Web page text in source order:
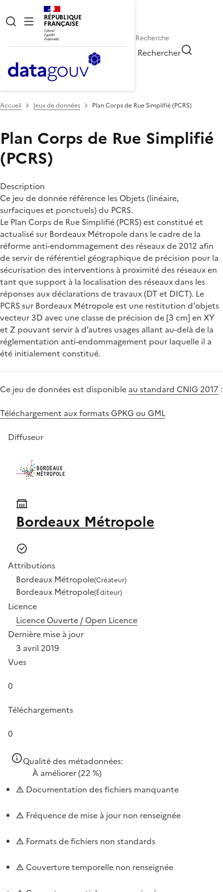
RÉPUBLIQUE
FRANÇAISE
Rechercher
Accueil Jeux de données Plan Corps de Rue Simplifié (PCRS)
Plan Corps de Rue Simplifié
(PCRS)
Description
Ce jeu de donnée référence les Objets (linéaire,
surfaciques et ponctuels) du PCRS.
Le Plan Corps de Rue Simplifié (PCRS) est constitué et
actualisé sur Bordeaux Métropole dans le cadre de la
réforme anti-endommagement des réseaux de 2012 afin
de servir de référentiel géographique de précision pour la
sécurisation des interventions à proximité des réseaux en
tant que support à la localisation des réseaux dans les
réponses aux déclarations de travaux (DT et DICT). Le
PCRS sur Bordeaux Métropole est une restitution d'objets
vecteur 3D avec une classe de précision de [3 cm] en XY
et Z pouvant servir à d’autres usages allant au-delà de la
réglementation anti-endommagement pour laquelle il a
été initialement constitué.
Ce jeu de données est disponible au standard CNIG 2017 :
Téléchargement aux formats GPKG ou GML
Diffuseur
Bordeaux Métropole
Attributions
Bordeaux Métropole(Créateur)
Bordeaux Métropole(Éditeur)
Licence
Licence Ouverte / Open Licence
Dernière mise à jour
3 avril 2019
Vues
0
Téléchargements
0
Qualité des métadonnées:
À améliorer(22 %)
Documentation des fichiers manquante
Fréquence de mise à jour non renseignée
Formats de fichiers non standards
Couverture temporelle non renseignée